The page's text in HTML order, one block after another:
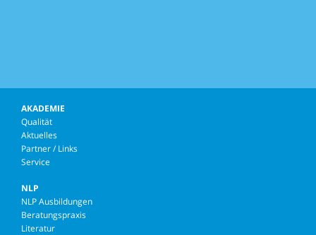
AKADEMIE
Qualität
Aktuelles
Partner / Links
Service
NLP
NLP Ausbildungen
Beratungspraxis
Literatur